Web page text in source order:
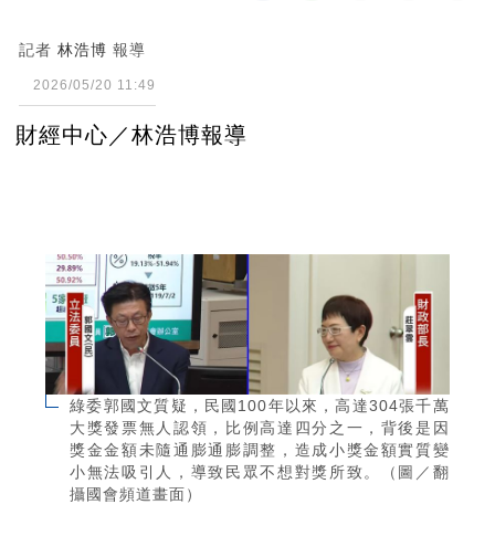
記者 林浩博 報導
2026/05/20 11:49
財經中心／林浩博報導
綠委郭國文質疑，民國100年以來，高達304張千萬
大獎發票無人認領，比例高達四分之一，背後是因
獎金金額未隨通膨通膨調整，造成小獎金額實質變
小無法吸引人，導致民眾不想對獎所致。（圖／翻
攝國會頻道畫面）